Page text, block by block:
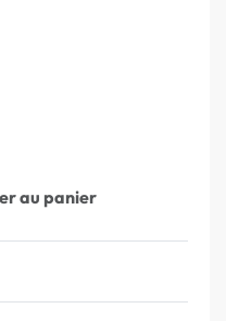
au panier